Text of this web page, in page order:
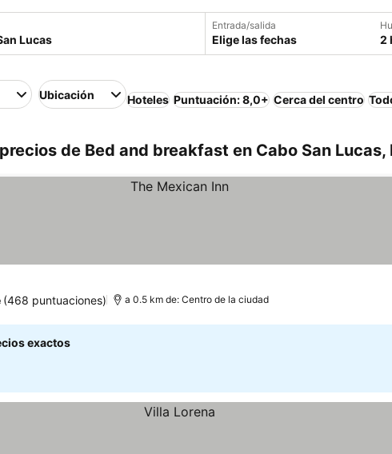
Entrada/salida
Elige las fechas 2
Ubicación Hoteles Puntuación: 8,0+ Cerca del centro
de Bed and breakfast en Cabo San Lucas,
(468 puntuaciones) a 0.5 km de: Centro de la ciudad
exactos